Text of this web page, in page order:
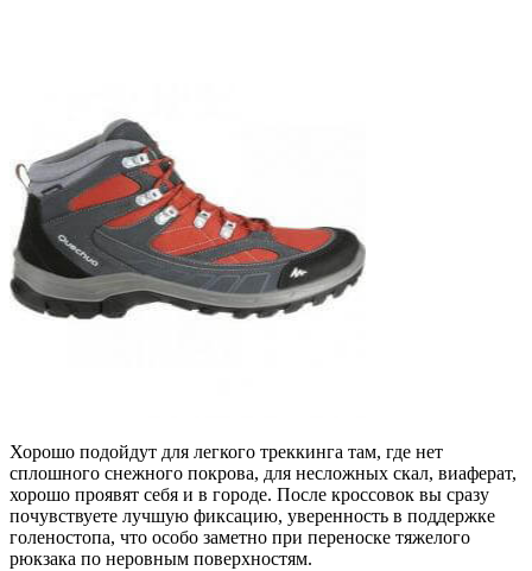
Хорошо подойдут для легкого треккинга там, где нет
сплошного снежного покрова, для несложных скал, виаферат,
хорошо проявят себя и в городе. После кроссовок вы сразу
почувствуете лучшую фиксацию, уверенность в поддержке
голеностопа, что особо заметно при переноске тяжелого
рюкзака по неровным поверхностям.